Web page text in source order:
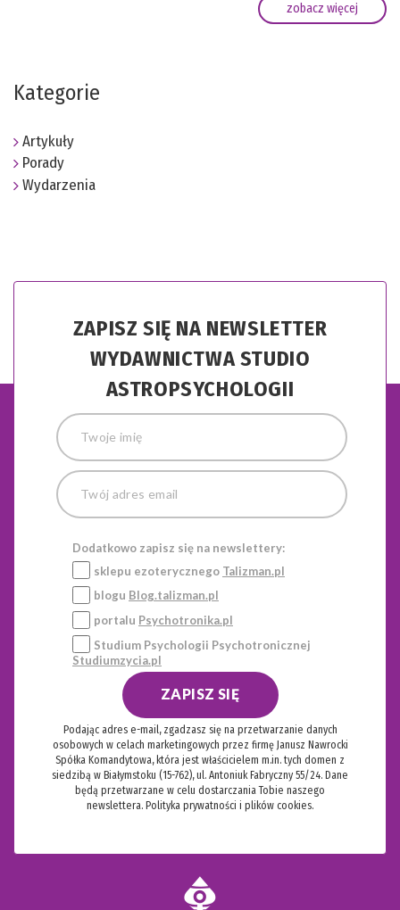
zobacz więcej
Kategorie
Artykuły
Porady
Wydarzenia
ZAPISZ SIĘ NA NEWSLETTER
WYDAWNICTWA STUDIO
ASTROPSYCHOLOGII
Dodatkowo zapisz się na newslettery:
sklepu ezoterycznego Talizman.pl
blogu Blog.talizman.pl
portalu Psychotronika.pl
Studium Psychologii Psychotronicznej
Studiumzycia.pl
ZAPISZ SIĘ
Podając adres e-mail, zgadzasz się na przetwarzanie danych
osobowych w celach marketingowych przez firmę Janusz Nawrocki
Spółka Komandytowa, która jest właścicielem m.in. tych domen z
siedzibą w Białymstoku (15-762), ul. Antoniuk Fabryczny 55/24. Dane
będą przetwarzane w celu dostarczania Tobie naszego
newslettera. Polityka prywatności i plików cookies.